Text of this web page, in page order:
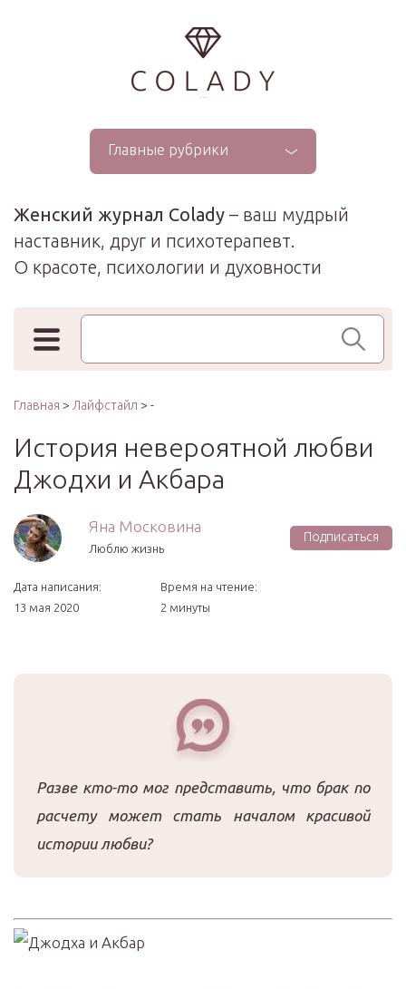
...
Главные рубрики
Женский журнал Colady – ваш мудрый
наставник, друг и психотерапевт.
О красоте, психологии и духовности
Поиск по сайту
Главная > Лайфстайл > -
История невероятной любви
Джодхи и Акбара
Яна Московина
Люблю жизнь
Подписаться
Дата написания:
13 мая 2020
Время на чтение:
2 минуты
Разве кто-то мог представить, что брак по
расчету может стать началом красивой
истории любви?